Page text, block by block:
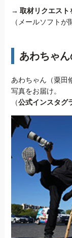
→ 取材リクエスト
（メールソフトが
あわちゃ
あわちゃん（粟田
写真をお届け。
（公式インスタグ